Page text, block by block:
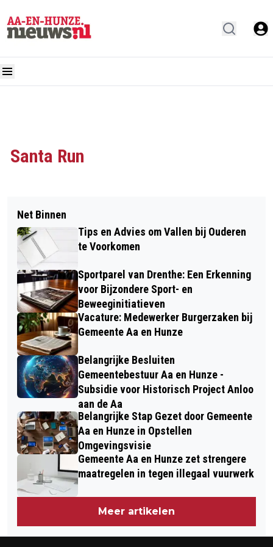
Santa Run
Net Binnen
Tips en Advies om Vallen bij Ouderen
te Voorkomen
Sportparel van Drenthe: Een Erkenning
voor Bijzondere Sport- en
Beweeginitiatieven
Vacature: Medewerker Burgerzaken bij
Gemeente Aa en Hunze
Belangrijke Besluiten
Gemeentebestuur Aa en Hunze -
Subsidie voor Historisch Project Anloo
aan de Aa
Belangrijke Stap Gezet door Gemeente
Aa en Hunze in Opstellen
Omgevingsvisie
Gemeente Aa en Hunze zet strengere
maatregelen in tegen illegaal vuurwerk
Meer artikelen